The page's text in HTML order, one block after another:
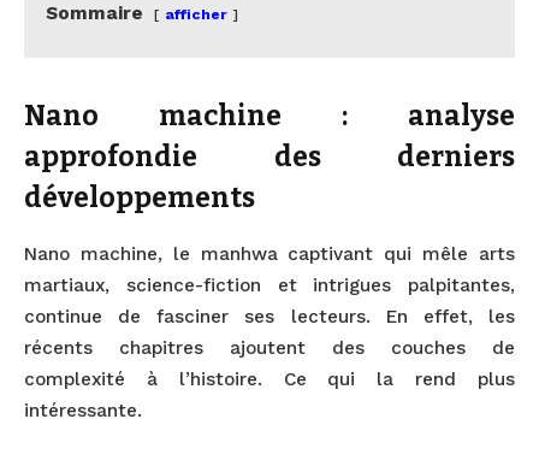
Sommaire afficher
Nano machine : analyse
approfondie des derniers
développements
Nano machine, le manhwa captivant qui mêle arts
martiaux, science-fiction et intrigues palpitantes,
continue de fasciner ses lecteurs. En effet, les
récents chapitres ajoutent des couches de
complexité à l’histoire. Ce qui la rend plus
intéressante.